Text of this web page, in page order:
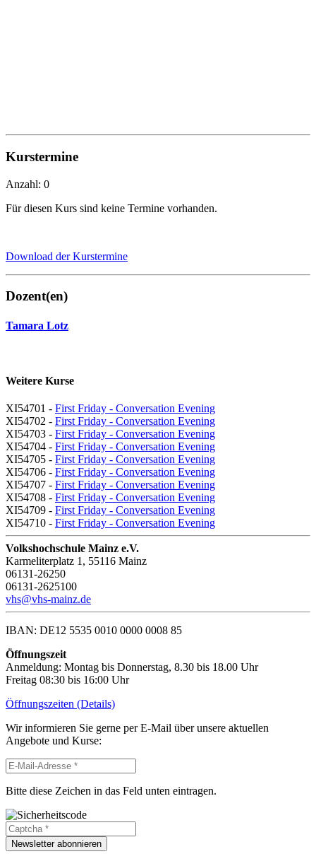
Kurstermine
Anzahl: 0
Für diesen Kurs sind keine Termine vorhanden.
Download der Kurstermine
Dozent(en)
Tamara Lotz
Weitere Kurse
XI54701 - First Friday - Conversation Evening
XI54702 - First Friday - Conversation Evening
XI54703 - First Friday - Conversation Evening
XI54704 - First Friday - Conversation Evening
XI54705 - First Friday - Conversation Evening
XI54706 - First Friday - Conversation Evening
XI54707 - First Friday - Conversation Evening
XI54708 - First Friday - Conversation Evening
XI54709 - First Friday - Conversation Evening
XI54710 - First Friday - Conversation Evening
Volkshochschule Mainz e.V.
Karmeliterplatz 1, 55116 Mainz
06131-26250
06131-2625100
vhs@vhs-mainz.de
IBAN: DE12 5535 0010 0000 0008 85
Öffnungszeit
Anmeldung: Montag bis Donnerstag, 8.30 bis 18.00 Uhr
Freitag 08:30 bis 16:00 Uhr
Öffnungszeiten (Details)
Wir informieren Sie gerne per E-Mail über unsere aktuellen
Angebote und Kurse:
Bitte diese Zeichen in das Feld unten eintragen.
Newsletter abonnieren